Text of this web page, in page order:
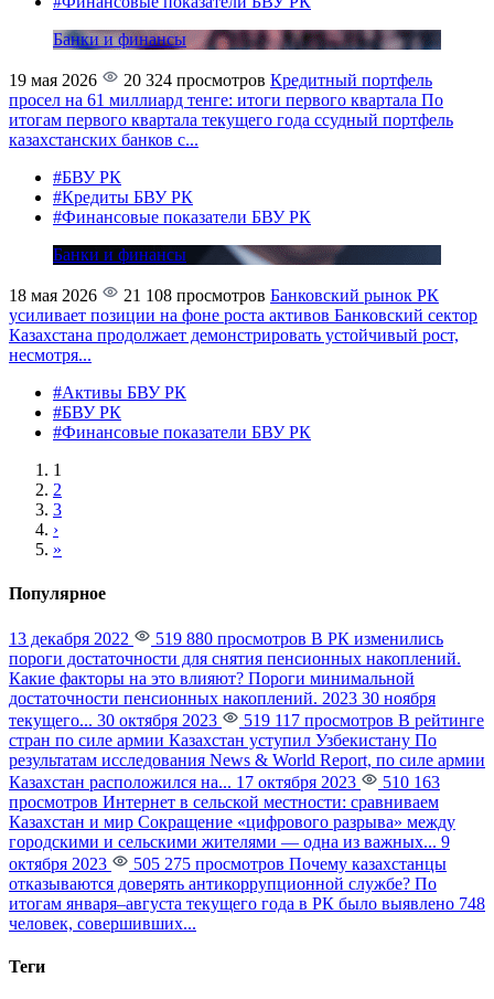
Банки и финансы
19 мая 2026 20 324 просмотров Кредитный портфель
просел на 61 миллиард тенге: итоги первого квартала По
итогам первого квартала текущего года ссудный портфель
казахстанских банков с...
#БВУ РК
#Кредиты БВУ РК
#Финансовые показатели БВУ РК
Банки и финансы
18 мая 2026 21 108 просмотров Банковский рынок РК
усиливает позиции на фоне роста активов Банковский сектор
Казахстана продолжает демонстрировать устойчивый рост,
несмотря...
#Активы БВУ РК
#БВУ РК
#Финансовые показатели БВУ РК
1
2
3
›
»
Популярное
13 декабря 2022 519 880 просмотров В РК изменились
пороги достаточности для снятия пенсионных накоплений.
Какие факторы на это влияют? Пороги минимальной
достаточности пенсионных накоплений. 2023 30 ноября
текущего... 30 октября 2023 519 117 просмотров В рейтинге
стран по силе армии Казахстан уступил Узбекистану По
результатам исследования News & World Report, по силе армии
Казахстан расположился на... 17 октября 2023
510 163
просмотров Интернет в сельской местности: сравниваем
Казахстан и мир Сокращение «цифрового разрыва» между
городскими и сельскими жителями — одна из важных... 9
октября 2023
505 275 просмотров Почему казахстанцы
отказываются доверять антикоррупционной службе? По
итогам января–августа текущего года в РК было выявлено 748
человек, совершивших...
Теги